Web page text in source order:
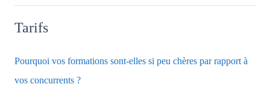
Tarifs
Pourquoi vos formations sont-elles si peu chères par rapport à
vos concurrents ?